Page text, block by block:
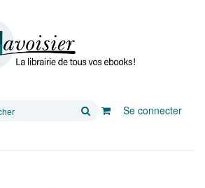
Rechercher
Se connecter